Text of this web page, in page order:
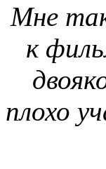
Мне
к
плохо